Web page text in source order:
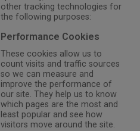
other tracking technologies for
the following purposes:
Performance Cookies
These cookies allow us to
count visits and traffic sources
so we can measure and
improve the performance of
our site. They help us to know
which pages are the most and
least popular and see how
visitors move around the site.